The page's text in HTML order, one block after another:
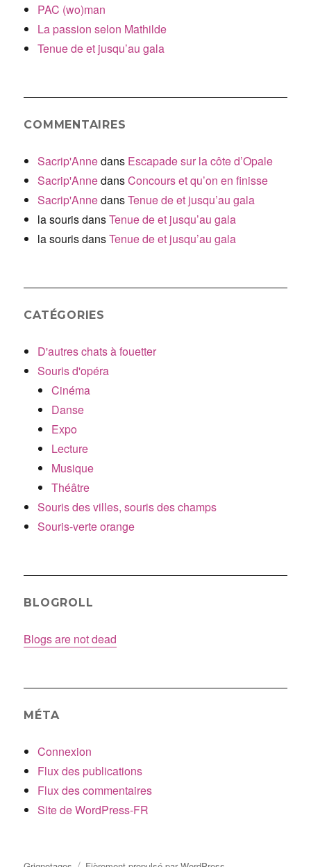
PAC (wo)man
La passion selon Mathilde
Tenue de et jusqu’au gala
COMMENTAIRES
Sacrip'Annedans Escapade sur la côte d’Opale
Sacrip'AnnedansConcours et qu’on en finisse
Sacrip'AnnedansTenue de et jusqu’au gala
la sourisdansTenue de et jusqu’au gala
la sourisdansTenue de et jusqu’au gala
CATÉGORIES
D'autres chats à fouetter
Souris d'opéra
Cinéma
Danse
Expo
Lecture
Musique
Théâtre
Souris des villes, souris des champs
Souris-verte orange
BLOGROLL
Blogs are not dead
MÉTA
Connexion
Flux des publications
Flux des commentaires
Site de WordPress-FR